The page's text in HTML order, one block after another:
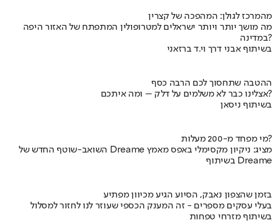
מהמרכז לגולן: המהפכה של קצרין
מה מושך יותר ויותר ישראלים למטרופולין המתפתח של האזור היפה
במדינה?
בשיתוף אבני דרך וי.ד ברזאני
ההטבה שתחסוך לכם הרבה כסף
אצלינו כבר לא משלמים על דלק – ומה איתכם?
בשיתוף ניסאן
מי מפחד מ-200 מעלות?
השואב-שוטף החדש של Dreame מציג: ניקיון מקסימלי באפס מאמץ
בשיתוף Dreame
בזמן שהצפון נאבק, הסיוע הגיע מכיוון מפתיע
בעלי עסקים מספרים - זה המענק הכספי שעוזר לנו לחזור למסלול
בשיתוף מזרחי טפחות